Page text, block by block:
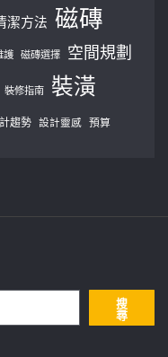
潔方法 磁磚
護 磁磚選擇 空間規劃
裝修指南 裝潢
趨勢 設計靈感 預算
搜
尋